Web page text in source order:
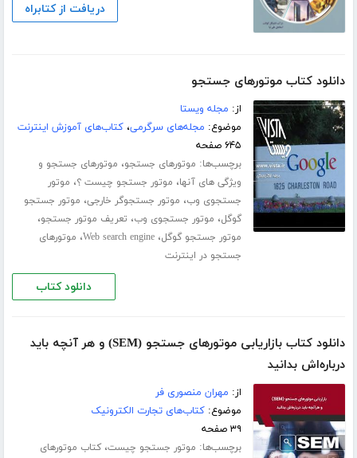
دریافت از کتابراه
دانلود کتاب موتورهای جستجو
از: مجله ویستا
موضوع: مجله‌های سرگرمی،کتاب‌های آموزش اینترنت
۶۴۵ صفحه
برچسب‌ها: موتورهای جستجو، موتورهای جستجو و
ویژگی های آنها، موتور جستجو چیست ؟، موتور
جستجوی وب، موتور جستجوگر خارجی، موتور جستجو
گوگل، موتور جستجوی وب، تعریف موتور جستجو،
موتور جستجو گوگل،Web search engine، موتورهای
جستجو در اینترنت
دانلود کتاب
دانلود کتاب بازاریابی موتورهای جستجو (SEM) و هر آنچه باید
درباره‌اش بدانید
از: مهران منصوری فر
موضوع:کتاب‌های تجارت الکترونیک
۳۹ صفحه
برچسب‌ها: موتور جستجو چیست،کتاب موتورهای